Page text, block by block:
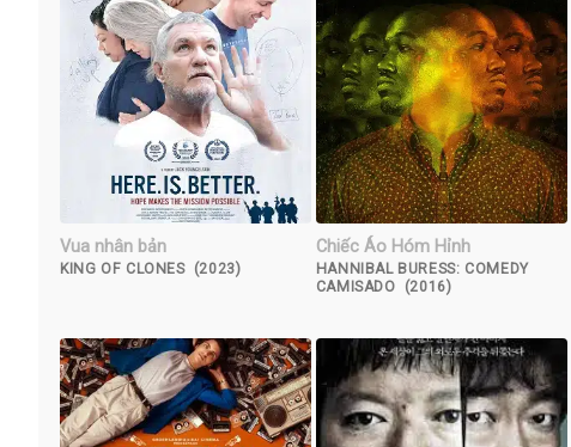
Vua nhân bản
KING OF CLONES (2023)
Chiếc Áo Hóm Hỉnh
HANNIBAL BURESS: COMEDY
CAMISADO (2016)